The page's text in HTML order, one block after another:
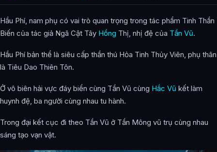
Hầu Phí, nam phụ có vai trò quan trọng trong tác phẩm Tinh Thần
Biến của tác giả Ngã Cật Tây Hồng Thị, nhị đệ của Tần Vũ.
Hầu Phí bản thể là siêu cấp thần thú Hỏa Tinh Thủy Viên, phụ thân
là Tiêu Dao Thiên Tôn.
Ở vô biên hải vực đáy biển cùng Tần Vũ cùng Hắc Vũ kết làm
huynh đệ, ba người cùng nhau tu hành.
Trong đại kết cục đi theo Tần Vũ ở Tần Mông vũ trụ cùng nhau
sáng tạo vạn vật.